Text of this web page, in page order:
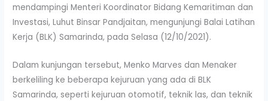
mendampingi Menteri Koordinator Bidang Kemaritiman dan
Investasi, Luhut Binsar Pandjaitan, mengunjungi Balai Latihan
Kerja (BLK) Samarinda, pada Selasa (12/10/2021).
Dalam kunjungan tersebut, Menko Marves dan Menaker
berkeliling ke beberapa kejuruan yang ada di BLK
Samarinda, seperti kejuruan otomotif, teknik las, dan teknik